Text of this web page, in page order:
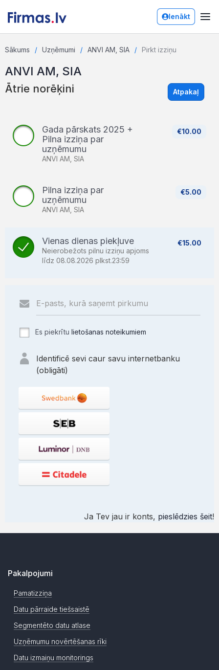
Ienākt
Sākums Uzņēmumi ANVI AM, SIA Pirkt izziņu
ANVI AM, SIA
Ātrie norēķini Atpakaļ
€10.00
Gada pārskats 2025 +
Pilna izziņa par
uzņēmumu
ANVI AM, SIA
€5.00
Pilna izziņa par
uzņēmumu
ANVI AM, SIA
€15.00
Vienas dienas piekļuve
Neierobežots pilnu izziņu apjoms
līdz 08.08.2026 plkst.23:59
Es piekrītu lietošanas noteikumiem
Identificē sevi caur savu internetbanku
(obligāti)
Ja Tev jau ir konts, pieslēdzies šeit!
Pakalpojumi
Pamatizziņa
Datu pārraide tiešsaistē
Segmentēto datu atlase
Uzņēmumu novērtēšanas rīki
Datu izmaiņu monitorings